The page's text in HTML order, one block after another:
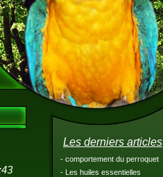
Les derniers articles
- comportement du perroquet
- Les huiles essentielles